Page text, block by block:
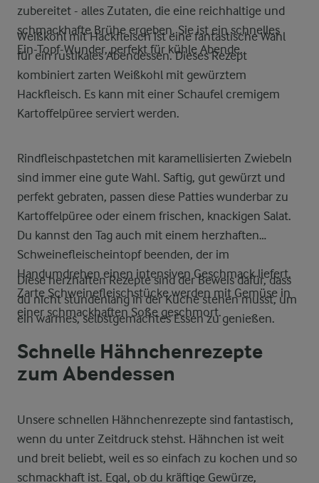
zubereitet - alles Zutaten, die eine reichhaltige und
schmackhafte Brühe ergeben. Sie ist ein schnelles
Ein-Topf-Wunder, perfekt für kühle Abende.
Weißkohl mit Hackfleisch ist eine fantastische Wahl
für ein rustikales Abendessen. Dieses Rezept
kombiniert zarten Weißkohl mit gewürztem
Hackfleisch. Es kann mit einer Schaufel cremigem
Kartoffelpüree serviert werden.
Rindfleischpastetchen mit karamellisierten Zwiebeln
sind immer eine gute Wahl. Saftig, gut gewürzt und
perfekt gebraten, passen diese Patties wunderbar zu
Kartoffelpüree oder einem frischen, knackigen Salat.
Du kannst den Tag auch mit einem herzhaften
Schweinefleischeintopf beenden, der im
Handumdrehen einen intensiven Geschmack liefert.
Zarte Schweinefleischstücke werden mit Gemüse in
einer schmackhaften Soße geschmort.
Diese herzhaften Rezepte sind der Beweis dafür, dass
du nicht stundenlang in der Küche stehen musst, um
ein warmes, selbstgemachtes Essen zu genießen.
Schnelle Hähnchenrezepte
zum Abendessen
Unsere schnellen Hähnchenrezepte sind fantastisch,
wenn du unter Zeitdruck stehst. Hähnchen ist weit
und breit beliebt, weil es so einfach zu kochen und so
schmackhaft ist. Egal, ob du kräftige Gewürze,